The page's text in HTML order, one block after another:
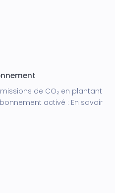
de CO₂ en plantant
activé : En savoir